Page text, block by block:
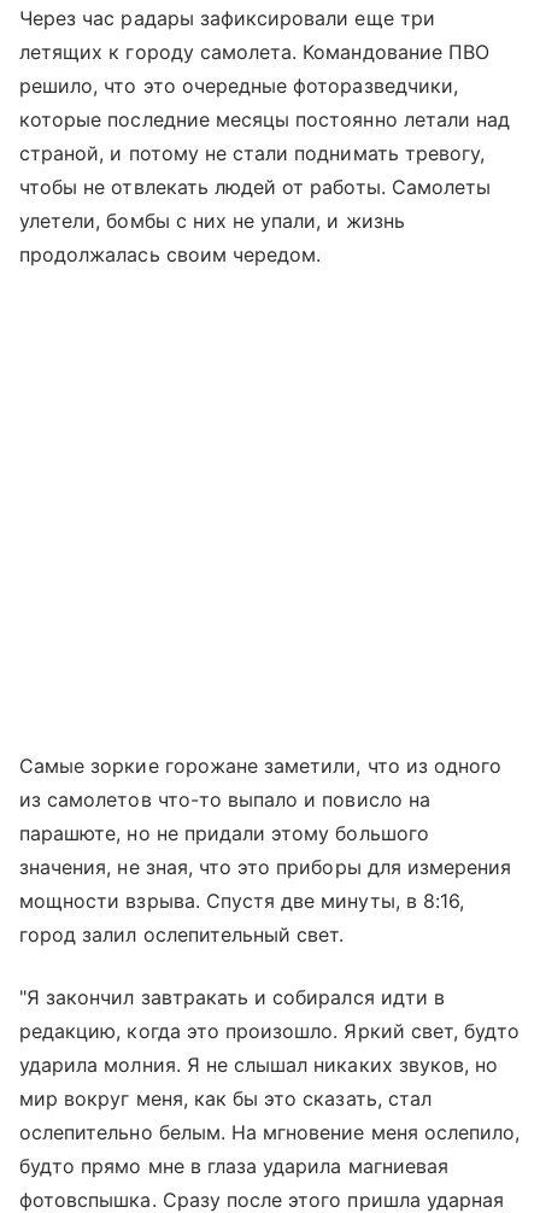
Через час радары зафиксировали еще три
летящих к городу самолета. Командование ПВО
решило, что это очередные фоторазведчики,
которые последние месяцы постоянно летали над
страной, и потому не стали поднимать тревогу,
чтобы не отвлекать людей от работы. Самолеты
улетели, бомбы с них не упали, и жизнь
продолжалась своим чередом.
Самые зоркие горожане заметили, что из одного
из самолетов что-то выпало и повисло на
парашюте, но не придали этому большого
значения, не зная, что это приборы для измерения
мощности взрыва. Спустя две минуты, в 8:16,
город залил ослепительный свет.
"Я закончил завтракать и собирался идти в
редакцию, когда это произошло. Яркий свет, будто
ударила молния. Я не слышал никаких звуков, но
мир вокруг меня, как бы это сказать, стал
ослепительно белым. На мгновение меня ослепило,
будто прямо мне в глаза ударила магниевая
фотовспышка. Сразу после этого пришла ударная